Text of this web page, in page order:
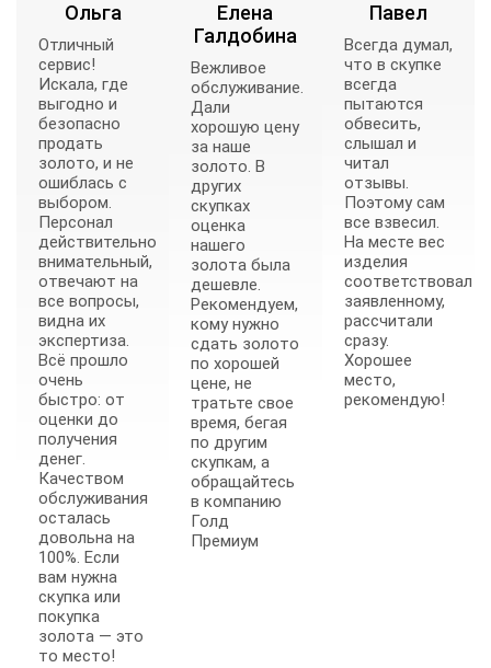
Ольга
Отличный
сервис!
Искала, где
выгодно и
безопасно
продать
золото, и не
ошиблась с
выбором.
Персонал
действительно
внимательный,
отвечают на
все вопросы,
видна их
экспертиза.
Всё прошло
очень
быстро: от
оценки до
получения
денег.
Качеством
обслуживания
осталась
довольна на
100%. Если
вам нужна
скупка или
покупка
золота — это
то место!
Елена
Галдобина
Вежливое
обслуживание.
Дали
хорошую цену
за наше
золото. В
других
скупках
оценка
нашего
золота была
дешевле.
Рекомендуем,
кому нужно
сдать золото
по хорошей
цене, не
тратьте свое
время, бегая
по другим
скупкам, а
обращайтесь
в компанию
Голд
Премиум
Павел
Всегда думал,
что в скупке
всегда
пытаются
обвесить,
слышал и
читал
отзывы.
Поэтому сам
все взвесил.
На месте вес
изделия
соответствовал
заявленному,
рассчитали
сразу.
Хорошее
место,
рекомендую!